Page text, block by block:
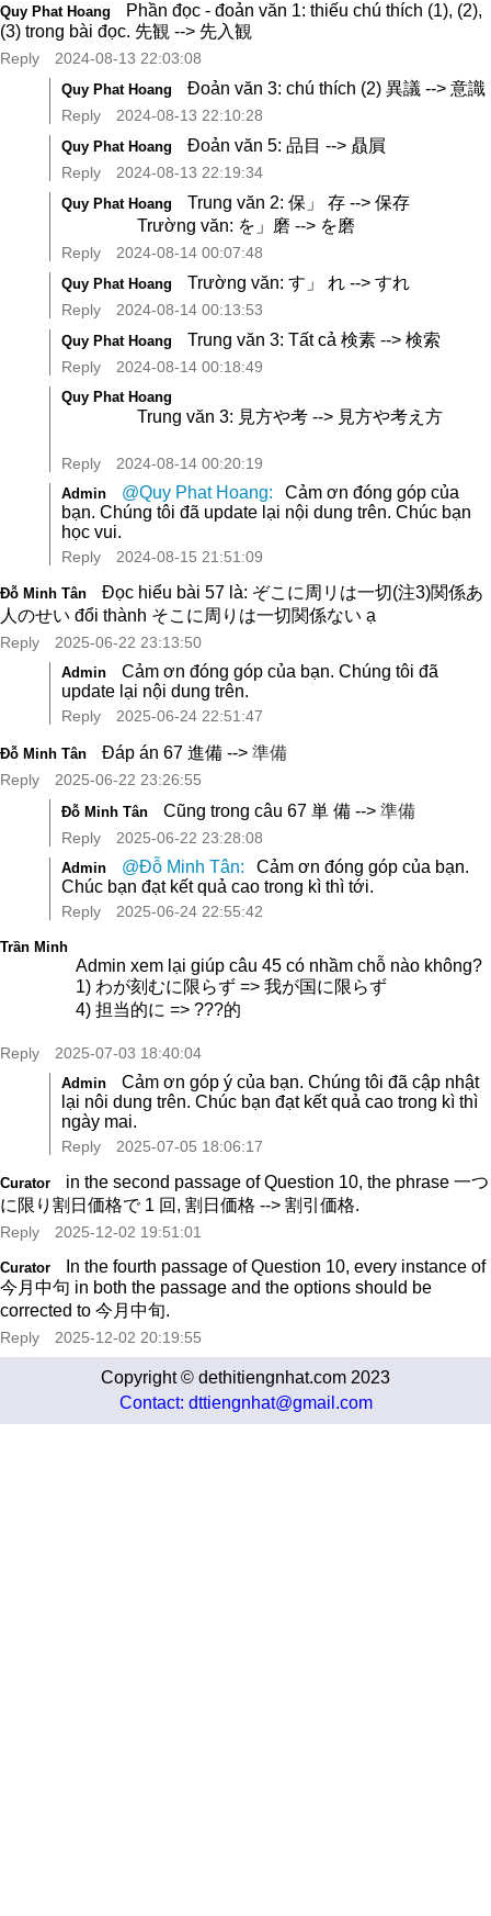
Quy Phat Hoang
Phần đọc - đoản văn 1: thiếu chú thích (1), (2),
(3) trong bài đọc. 先観 --> 先入観
Reply 2024-08-13 22:03:08
Quy Phat Hoang Đoản văn 3: chú thích (2) 異議 --> 意識
Reply 2024-08-13 22:10:28
Quy Phat Hoang Đoản văn 5: 品目 --> 贔屓
Reply 2024-08-13 22:19:34
Quy Phat Hoang
Trung văn 2: 保」 存 --> 保存
Trường văn: を」磨 --> を磨
Reply 2024-08-14 00:07:48
Quy Phat Hoang Trường văn: す」 れ --> すれ
Reply 2024-08-14 00:13:53
Quy Phat Hoang Trung văn 3: Tất cả 検素 --> 検索
Reply 2024-08-14 00:18:49
Quy Phat Hoang
Trung văn 3: 見方や考 --> 見方や考え方
Reply 2024-08-14 00:20:19
Admin @Quy Phat Hoang:
Cảm ơn đóng góp của
bạn. Chúng tôi đã update lại nội dung trên. Chúc bạn
học vui.
Reply 2024-08-15 21:51:09
Đỗ Minh Tân
Đọc hiểu bài 57 là: ぞこに周リは一切(注3)関係あ
人のせい đổi thành そこに周りは一切関係ない ạ
Reply 2025-06-22 23:13:50
Admin
Cảm ơn đóng góp của bạn. Chúng tôi đã
update lại nội dung trên.
Reply 2025-06-24 22:51:47
Đỗ Minh Tân Đáp án 67 進備 --> 準備
Reply 2025-06-22 23:26:55
Đỗ Minh Tân Cũng trong câu 67 単 備 --> 準備
Reply 2025-06-22 23:28:08
Admin @Đỗ Minh Tân:
Cảm ơn đóng góp của bạn.
Chúc bạn đạt kết quả cao trong kì thì tới.
Reply 2025-06-24 22:55:42
Trần Minh
Admin xem lại giúp câu 45 có nhầm chỗ nào không?
1) わが刻むに限らず => 我が国に限らず
4) 担当的に => ???的
Reply 2025-07-03 18:40:04
Admin
Cảm ơn góp ý của bạn. Chúng tôi đã cập nhật
lại nôi dung trên. Chúc bạn đạt kết quả cao trong kì thì
ngày mai.
Reply 2025-07-05 18:06:17
Curator
in the second passage of Question 10, the phrase 一つ
に限り割日価格で 1 回, 割日価格 --> 割引価格.
Reply 2025-12-02 19:51:01
Curator
In the fourth passage of Question 10, every instance of
今月中句 in both the passage and the options should be
corrected to 今月中旬.
Reply 2025-12-02 20:19:55
Copyright © dethitiengnhat.com 2023
Contact: dttiengnhat@gmail.com